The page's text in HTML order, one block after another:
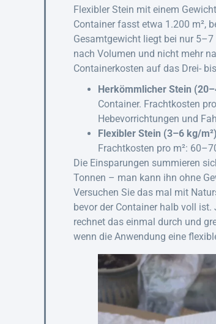
Flexibler Stein mit einem
Container fasst etwa 1.200 m²,
Gesamtgewicht liegt bei nur
nach Volumen und nicht mehr
Containerkosten auf das Drei-
Herkömmlicher Stein
Container. Frachtkosten
Hebevorrichtungen und
Flexibler Stein (3–6 kg/
Frachtkosten pro m²:
Die Einsparungen summieren
Tonnen – man kann ihn ohne
Versuchen Sie das mal mit
bevor der Container halb voll
rechnet das einmal durch und
wenn die Anwendung eine